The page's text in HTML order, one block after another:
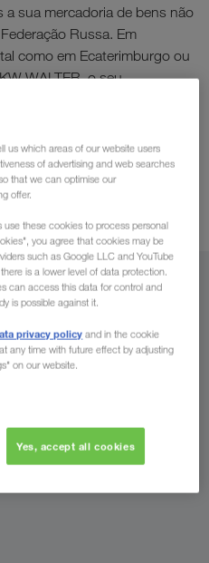
a sua mercadoria de bens não
Russa. Em
como em Ecaterimburgo ou
WALTER, o seu
toda a Rússia para
e vice-versa.Beneficie da
anos na Europa de Leste
combinado
us which areas of our website users
of advertising and web searches
that we can optimise our
offer.
use these cookies to process personal
you agree that cookies may be
such as Google LLC and YouTube
is a lower level of data protection.
can access this data for control and
is possible against it.
privacy policy and in the cookie
any time with future effect by adjusting
on our website.
Yes, accept all cookies